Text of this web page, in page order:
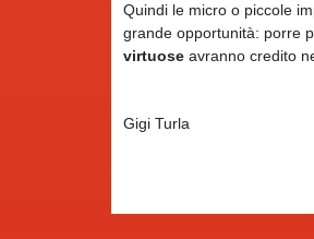
Quindi le micro o piccole
grande opportunità: porre
virtuose avranno credito
Gigi Turla